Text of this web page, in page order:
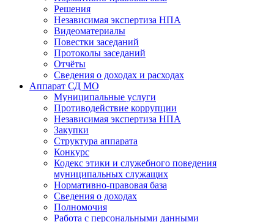
Решения
Независимая экспертиза НПА
Видеоматериалы
Повестки заседаний
Протоколы заседаний
Отчёты
Сведения о доходах и расходах
Аппарат СД МО
Муниципальные услуги
Противодействие коррупции
Независимая экспертиза НПА
Закупки
Структура аппарата
Конкурс
Кодекс этики и служебного поведения
муниципальных служащих
Нормативно-правовая база
Сведения о доходах
Полномочия
Работа с персональными данными